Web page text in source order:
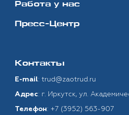
Работа у нас
Пресс-Центр
Контакты
E-mail: trud@zaotrud.ru
Адрес: г. Иркутск, ул.
Телефон: +7 (3952) 563-907